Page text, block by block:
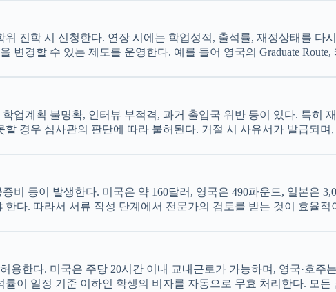
진학 시 신청한다. 연장 시에는 학업성적, 출석률, 재정상태를
변경할 수 있는 제도를 운영한다. 예를 들어 영국의 Graduate
업계획 불명확, 인터뷰 부적격, 과거 출입국 위반 등이 있다. 특히
경우 심사관의 판단에 따라 불허된다. 거절 시 사유서가 발급되
비 등이 발생한다. 미국은 약 160달러, 영국은 490파운드, 일본은
다. 따라서 서류 작성 단계에서 전문가의 검토를 받는 것이 효율적
용한다. 미국은 주당 20시간 이내 교내근로가 가능하며, 영국·호
이 일정 기준 이하인 학생의 비자를 자동으로 무효 처리한다. 모